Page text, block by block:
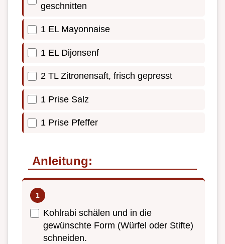
geschnitten
1 EL Mayonnaise
1 EL Dijonsenf
2 TL Zitronensaft, frisch gepresst
1 Prise Salz
1 Prise Pfeffer
Anleitung:
Kohlrabi schälen und in die
gewünschte Form (Würfel oder Stifte)
schneiden.